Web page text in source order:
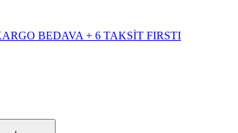
BEDAVA + 6 TAKSİT FIRSTI